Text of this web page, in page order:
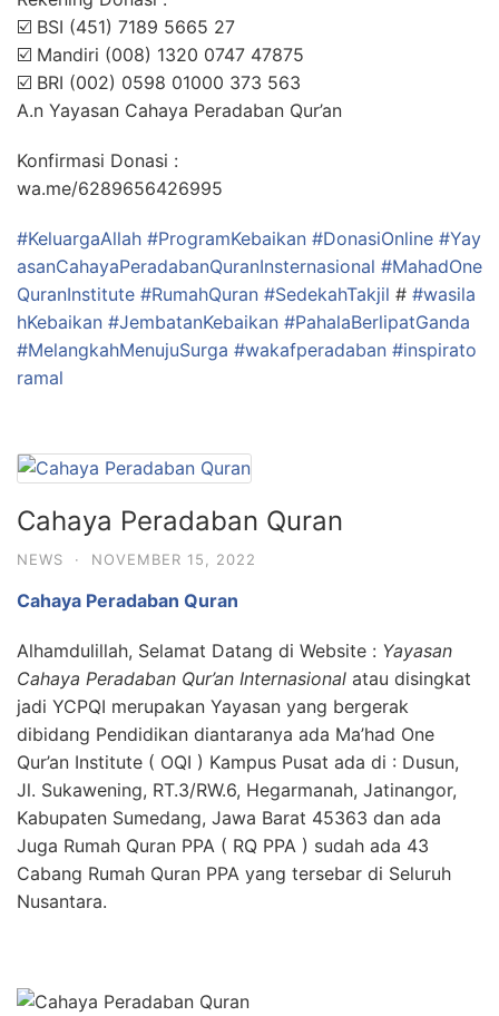
☑️ BSI (451) 7189 5665 27
☑️ Mandiri (008) 1320 0747 47875
☑️ BRI (002) 0598 01000 373 563
A.n Yayasan Cahaya Peradaban Qur’an
Konfirmasi Donasi :
wa.me/6289656426995
#KeluargaAllah #ProgramKebaikan #DonasiOnline #Yay
asanCahayaPeradabanQuranInsternasional #MahadOne
QuranInstitute #RumahQuran #SedekahTakjil # #wasila
hKebaikan #JembatanKebaikan #PahalaBerlipatGanda
#MelangkahMenujuSurga #wakafperadaban #inspirato
ramal
Cahaya Peradaban Quran
NEWS · NOVEMBER 15, 2022
Cahaya Peradaban Quran
Alhamdulillah, Selamat Datang di Website : Yayasan
Cahaya Peradaban Qur’an Internasional atau disingkat
jadi YCPQI merupakan Yayasan yang bergerak
dibidang Pendidikan diantaranya ada Ma’had One
Qur’an Institute ( OQI ) Kampus Pusat ada di : Dusun,
Jl. Sukawening, RT.3/RW.6, Hegarmanah, Jatinangor,
Kabupaten Sumedang, Jawa Barat 45363 dan ada
Juga Rumah Quran PPA ( RQ PPA ) sudah ada 43
Cabang Rumah Quran PPA yang tersebar di Seluruh
Nusantara.